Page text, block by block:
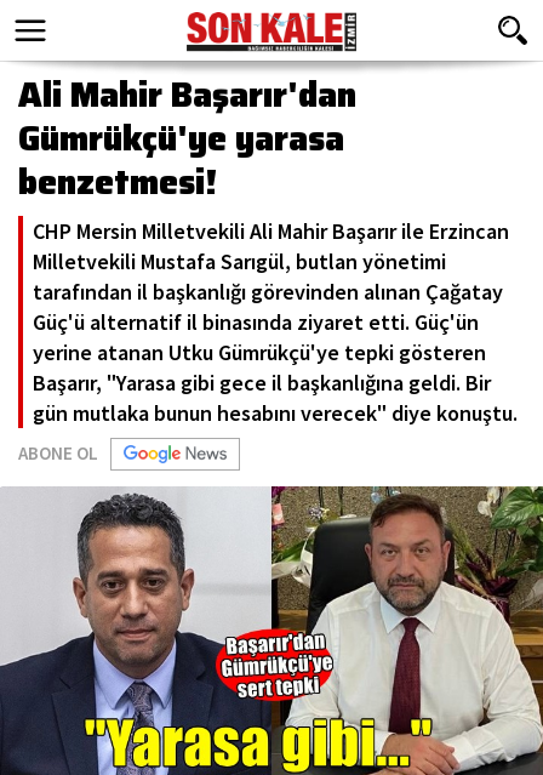
Ali Mahir Başarır'dan
Gümrükçü'ye yarasa
benzetmesi!
CHP Mersin Milletvekili Ali Mahir Başarır ile Erzincan
Milletvekili Mustafa Sarıgül, butlan yönetimi
tarafından il başkanlığı görevinden alınan Çağatay
Güç'ü alternatif il binasında ziyaret etti. Güç'ün
yerine atanan Utku Gümrükçü'ye tepki gösteren
Başarır, "Yarasa gibi gece il başkanlığına geldi. Bir
gün mutlaka bunun hesabını verecek" diye konuştu.
ABONE OL